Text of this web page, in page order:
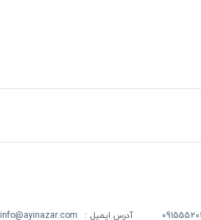
آدرس ایمیل : info@ayinazar.com